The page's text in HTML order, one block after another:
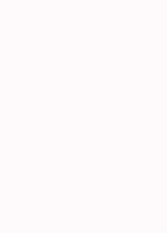
Benutzer des Dienstes
des